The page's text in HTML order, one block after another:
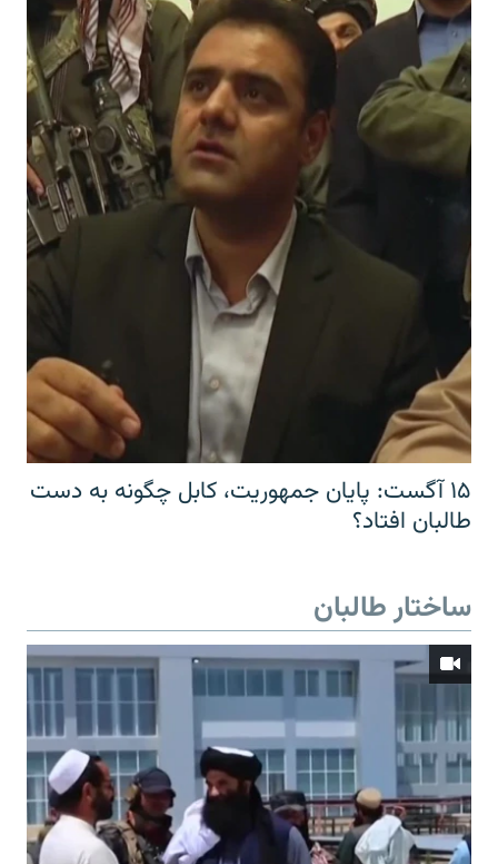
۱۵ آگست: پایان جمهوریت، کابل چگونه به دست
طالبان افتاد؟
ساختار طالبان